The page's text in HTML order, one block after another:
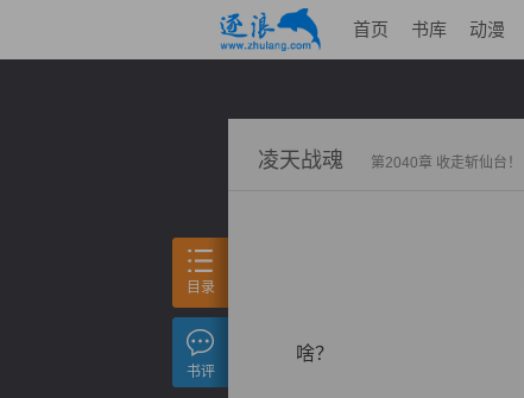
首页 书库 动漫
凌天战魂 第2040章 收走斩仙台！
啥？
目录
书评